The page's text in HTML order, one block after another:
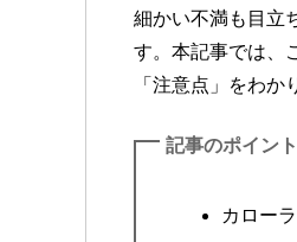
細かい不満も目立
す。本記事では、
「注意点」をわか
記事のポイント
カロー